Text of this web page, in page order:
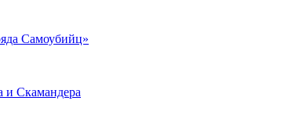
Самоубийц»
и Скамандера